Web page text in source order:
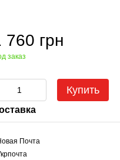
760 грн
заказ
Купить
Почта